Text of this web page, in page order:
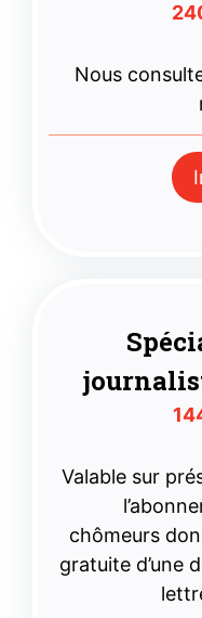
Nous
Valable sur
chômeurs
gratuite d’une